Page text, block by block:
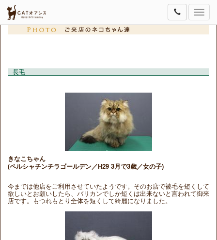
Toggle
長毛
きなこちゃん
(ペルシャチンチラゴールデン／H29 3月で3歳／女の子)
今までは他店をご利用させていたようです。そのお店で被毛を短くして
欲しいとお願いしたら、バリカンでしか短くは出来ないと言われて御来
店です。もつれもとり全体を短くして綺麗になりました。